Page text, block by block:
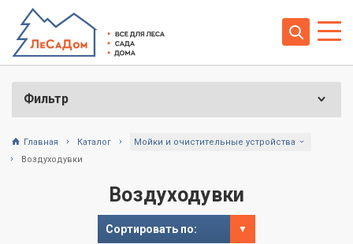
Фильтр
Главная Каталог
Мойки и очистительные устройства
Воздуходувки
Воздуходувки